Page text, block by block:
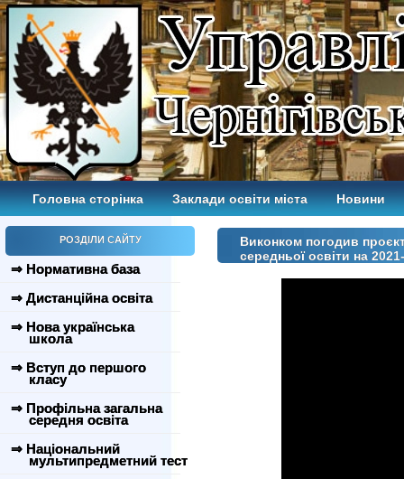
Головна сторінка Заклади освіти міста Новини
РОЗДІЛИ САЙТУ
⇒ Нормативна база
⇒ Дистанційна освіта
⇒ Нова українська
школа
⇒ Вступ до першого
класу
⇒ Профільна загальна
середня освіта
⇒ Національний
мультипредметний тест
Виконком погодив
середньої освіти на